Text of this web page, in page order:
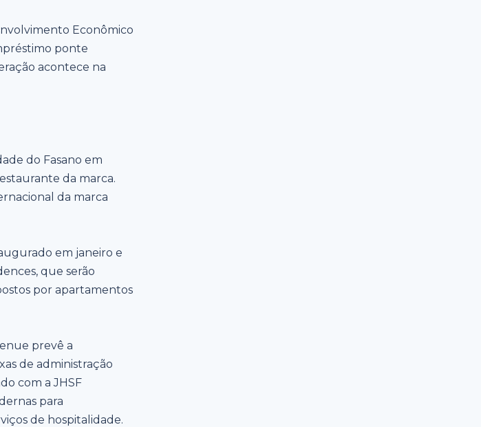
Econômico
ponte
acontece na
do Fasano em
da marca.
da marca
em janeiro e
que serão
por apartamentos
prevê a
de administração
com a JHSF
para
de hospitalidade.